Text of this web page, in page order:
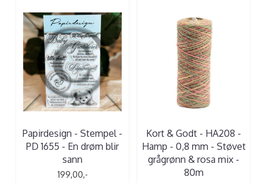
Papirdesign - Stempel -
PD 1655 - En drøm blir
sann
199,00,-
Kort & Godt - HA208 -
Hamp - 0,8 mm - Støvet
grågrønn & rosa mix -
80m